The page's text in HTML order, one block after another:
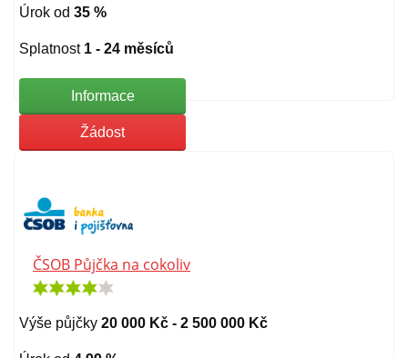
Úrok od 35 %
Splatnost 1 - 24 měsíců
Informace
Žádost
ČSOB Půjčka na cokoliv
Výše půjčky 20 000 Kč - 2 500 000 Kč